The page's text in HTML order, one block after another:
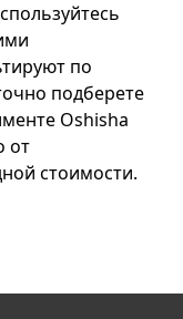
по
подберете
Oshisha
от
стоимости.